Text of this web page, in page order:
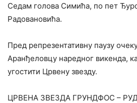
Седам голова Симића, по пет
Радовановића.
Пред репрезентативну паузу
Аранђеловцу наредног викенда,
угостити Црвену звезду.
ЦРВЕНА ЗВЕЗДА ГРУНДФОС –